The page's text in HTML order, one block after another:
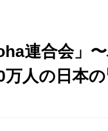
連合会」
万人の日本